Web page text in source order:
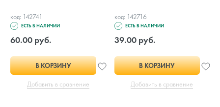
код: 142741
ЕСТЬ В НАЛИЧИИ
60.00 руб.
В КОРЗИНУ
Добавить в сравнение
код: 142716
ЕСТЬ В НАЛИЧИИ
39.00 руб.
В КОРЗИНУ
Добавить в сравнение